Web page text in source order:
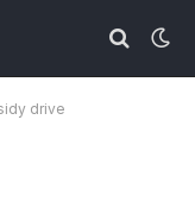
drive